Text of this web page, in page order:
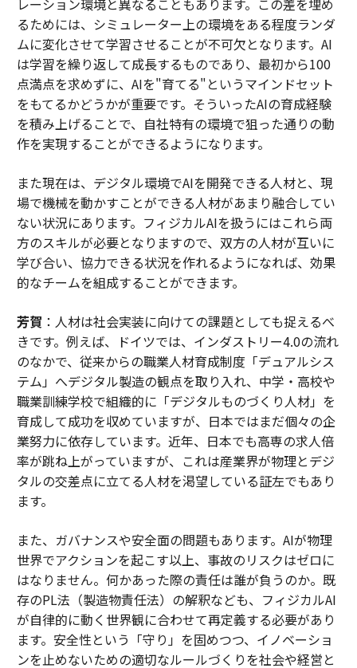
レーション環境と異なることもあります。この差を埋め
るためには、シミュレーター上の環境をある程度ランダ
ムに変化させて学習させることが不可欠となります。AI
は学習を繰り返して成長するものであり、最初から100
点満点を求めずに、AIを"育てる"というマインドセット
をもてるかどうかが重要です。そういったAIの育成経験
を積み上げることで、自社特有の環境で狙った通りの動
作を実現することができるようになります。
また現在は、デジタル環境でAIを開発できる人材と、現
場で機械を動かすことができる人材があまり融合してい
ない状況にあります。フィジカルAIを扱うにはこれら両
方のスキルが必要となりますので、双方の人材が互いに
学び合い、協力できる状況を作れるようになれば、効果
的なチームを組成することができます。
芳賀 ：人材は社会実装に向けての課題としても捉えるべ
きです。例えば、ドイツでは、インダストリー4.0の流れ
のなかで、従来からの職業人材育成制度「デュアルシス
テム」へデジタル製造の観点を取り入れ、中学・高校や
職業訓練学校で組織的に「デジタルものづくり人材」を
育成して成功を収めていますが、日本ではまだ個々の企
業努力に依存しています。近年、日本でも高専の求人倍
率が跳ね上がっていますが、これは産業界が物理とデジ
タルの交差点に立てる人材を渇望している証左でもあり
ます。
また、ガバナンスや安全面の問題もあります。AIが物理
世界でアクションを起こす以上、事故のリスクはゼロに
はなりません。何かあった際の責任は誰が負うのか。既
存のPL法（製造物責任法）の解釈なども、フィジカルAI
が自律的に動く世界観に合わせて再定義する必要があり
ます。安全性という「守り」を固めつつ、イノベーショ
ンを止めないための適切なルールづくりを社会や経営と